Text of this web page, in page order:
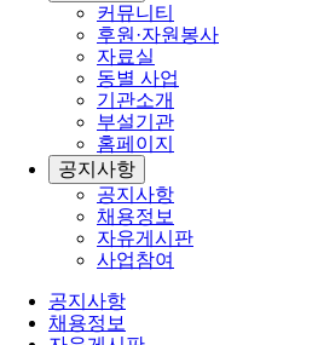
커뮤니티
후원·자원봉사
자료실
동별 사업
기관소개
부설기관
홈페이지
공지사항
공지사항
채용정보
자유게시판
사업참여
공지사항
채용정보